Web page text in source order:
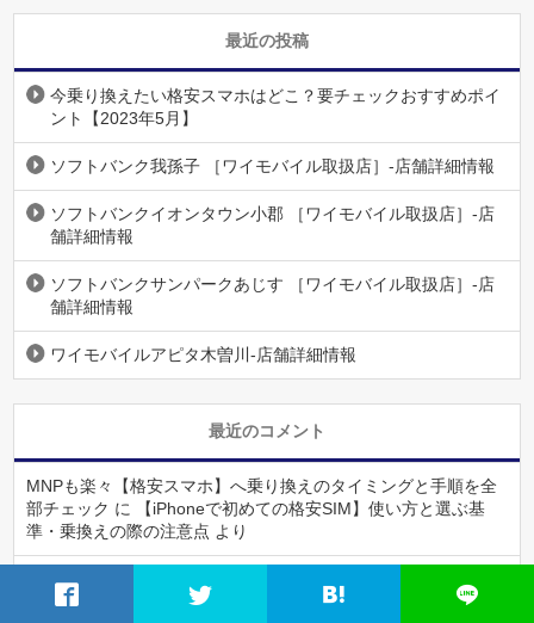
最近の投稿
今乗り換えたい格安スマホはどこ？要チェックおすすめポイ
ント【2023年5月】
ソフトバンク我孫子 ［ワイモバイル取扱店］-店舗詳細情報
ソフトバンクイオンタウン小郡 ［ワイモバイル取扱店］-店
舗詳細情報
ソフトバンクサンパークあじす ［ワイモバイル取扱店］-店
舗詳細情報
ワイモバイルアピタ木曽川-店舗詳細情報
最近のコメント
MNPも楽々【格安スマホ】へ乗り換えのタイミングと手順を全
部チェック に
【iPhoneで初めての格安SIM】使い方と選ぶ基
準・乗換えの際の注意点 より
【乗り換えの流れと注意点のまとめ】違約金なしで解約してお
得に格安スマホへ！
に【iPhoneで初めての格安SIM】使い方と